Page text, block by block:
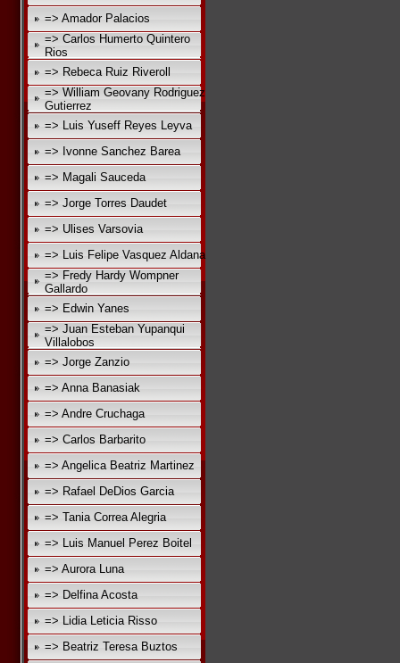
=> Amador Palacios
=> Carlos Humerto Quintero
Rios
=> Rebeca Ruiz Riveroll
=> William Geovany Rodriguez
Gutierrez
=> Luis Yuseff Reyes Leyva
=> Ivonne Sanchez Barea
=> Magali Sauceda
=> Jorge Torres Daudet
=> Ulises Varsovia
=> Luis Felipe Vasquez Aldana
=> Fredy Hardy Wompner
Gallardo
=> Edwin Yanes
=> Juan Esteban Yupanqui
Villalobos
=> Jorge Zanzio
=> Anna Banasiak
=> Andre Cruchaga
=> Carlos Barbarito
=> Angelica Beatriz Martinez
=> Rafael DeDios Garcia
=> Tania Correa Alegria
=> Luis Manuel Perez Boitel
=> Aurora Luna
=> Delfina Acosta
=> Lidia Leticia Risso
=> Beatriz Teresa Buztos